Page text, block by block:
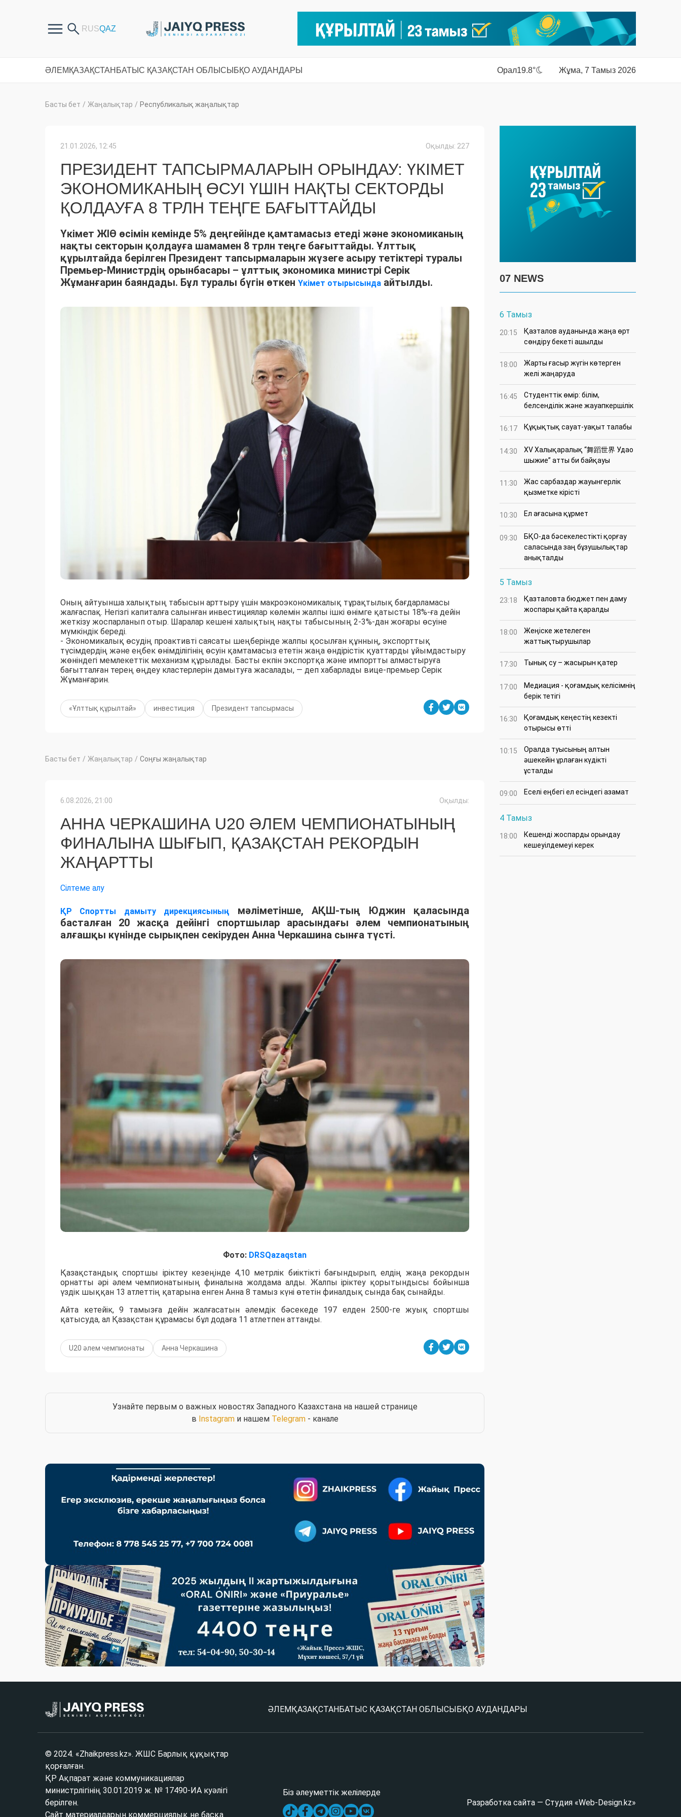
ӘЛЕМ ҚАЗАҚСТАН БАТЫС ҚАЗАҚСТАН ОБЛЫСЫ БҚО АУДАНДАРЫ Орал19.8° Жұма, 7 Тамыз 2026
Басты бет / Жаңалықтар / Республикалық жаңалықтар
21.01.2026, 12:45 Оқылды: 227
ПРЕЗИДЕНТ ТАПСЫРМАЛАРЫН ОРЫНДАУ: ҮКІМЕТ
ЭКОНОМИКАНЫҢ ӨСУІ ҮШІН НАҚТЫ СЕКТОРДЫ
ҚОЛДАУҒА 8 ТРЛН ТЕҢГЕ БАҒЫТТАЙДЫ
Үкімет ЖІӨ өсімін кемінде 5% деңгейінде қамтамасыз етеді және экономиканың
нақты секторын қолдауға шамамен 8 трлн теңге бағыттайды. Ұлттық
құрылтайда берілген Президент тапсырмаларын жүзеге асыру тетіктері туралы
Премьер-Министрдің орынбасары – ұлттық экономика министрі Серік
Жұманғарин баяндады. Бұл туралы бүгін өткен Үкімет отырысында айтылды.
Оның айтуынша халықтың табысын арттыру үшін макроэкономикалық тұрақтылық бағдарламасы
жалғаспақ. Негізгі капиталға салынған инвестициялар көлемін жалпы ішкі өнімге қатысты 18%-ға дейін
жеткізу жоспарланып отыр. Шаралар кешені халықтың нақты табысының 2-3%-дан жоғары өсуіне
мүмкіндік береді.
- Экономикалық өсудің проактивті саясаты шеңберінде жалпы қосылған құнның, экспорттық
түсімдердің және еңбек өнімділігінің өсуін қамтамасыз ететін жаңа өндірістік қуаттарды ұйымдастыру
жөніндегі мемлекеттік механизм құрылады. Басты екпін экспортқа және импортты алмастыруға
бағытталған терең өңдеу кластерлерін дамытуға жасалады, — деп хабарлады вице-премьер Серік
Жұманғарин.
«Ұлттық құрылтай» инвестиция Президент тапсырмасы
Басты бет / Жаңалықтар / Соңғы жаңалықтар
6.08.2026, 21:00 Оқылды:
АННА ЧЕРКАШИНА U20 ӘЛЕМ ЧЕМПИОНАТЫНЫҢ
ФИНАЛЫНА ШЫҒЫП, ҚАЗАҚСТАН РЕКОРДЫН
ЖАҢАРТТЫ
Сілтеме алу
ҚР Спортты дамыту дирекциясының
мәліметінше, АҚШ-тың Юджин қаласында
басталған 20 жасқа дейінгі спортшылар арасындағы әлем чемпионатының
алғашқы күнінде сырықпен секіруден Анна Черкашина сынға түсті.
Фото: DRSQazaqstan
Қазақстандық спортшы іріктеу кезеңінде 4,10 метрлік биіктікті бағындырып, елдің жаңа рекордын
орнатты әрі әлем чемпионатының финалына жолдама алды. Жалпы іріктеу қорытындысы бойынша
үздік шыққан 13 атлеттің қатарына енген Анна 8 тамыз күні өтетін финалдық сында бақ сынайды.
Айта кетейік, 9 тамызға дейін жалғасатын әлемдік бәсекеде 197 елден 2500-ге жуық спортшы
қатысуда, ал Қазақстан құрамасы бұл додаға 11 атлетпен аттанды.
U20 әлем чемпионаты Анна Черкашина
Узнайте первым о важных новостях Западного Казахстана на нашей странице
в Instagramи нашем Telegram- канале
07 NEWS
6 Тамыз
20:15
Қазталов ауданында жаңа өрт
сөндіру бекеті ашылды
18:00
Жарты ғасыр жүгін көтерген
желі жаңаруда
16:45
Студенттік өмір: білім,
белсенділік және жауапкершілік
16:17 Құқықтық сауат-уақыт талабы
14:30
XV Халықаралық “舞蹈世界 Удао
шыжие” атты би байқауы
11:30
Жас сарбаздар жауынгерлік
қызметке кірісті
10:30 Ел ағасына құрмет
09:30
БҚО-да бәсекелестікті қорғау
саласында заң бұзушылықтар
анықталды
5 Тамыз
23:18
Қазталовта бюджет пен даму
жоспары қайта қаралды
18:00
Жеңіске жетелеген
жаттықтырушылар
17:30 Тынық су – жасырын қатер
17:00
Медиация - қоғамдық келісімнің
берік тетігі
16:30
Қоғамдық кеңестің кезекті
отырысы өтті
10:15
Оралда туысының алтын
әшекейін ұрлаған күдікті
ұсталды
09:00 Еселі еңбегі ел есіндегі азамат
4 Тамыз
18:00
Кешенді жоспарды орындау
кешеуілдемеуі керек
ӘЛЕМ ҚАЗАҚСТАН БАТЫС ҚАЗАҚСТАН ОБЛЫСЫ БҚО АУДАНДАРЫ
© 2024. «Zhaikpress.kz». ЖШС Барлық құқықтар
қорғалған.
ҚР Ақпарат және коммуникациялар
министрлігінің 30.01.2019 ж. № 17490-ИА куәлігі
берілген.
Сайт материалдарын коммерциялық не басқа
Біз әлеуметтік желілерде
Разработка сайта — Студия «Web-Design.kz»